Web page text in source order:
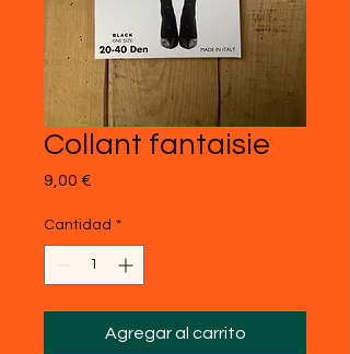
Collant fantaisie
9,00 €
Cantidad *
Agregar al carrito